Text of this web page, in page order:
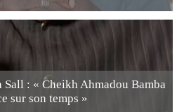
Sall : « Cheikh Ahmadou Bamba
sur son temps »